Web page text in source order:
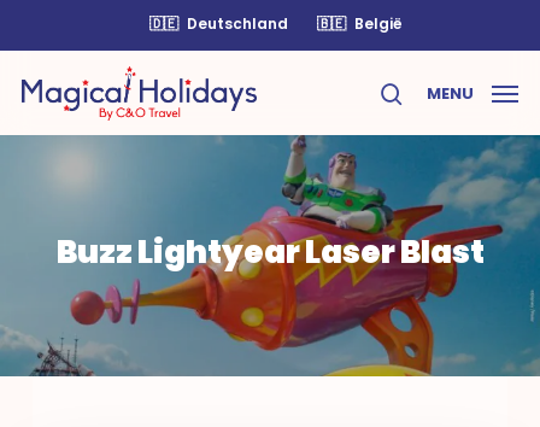
main
content
🇩🇪 Deutschland 🇧🇪 België
search
MENU
Buzz Lightyear Laser Blast